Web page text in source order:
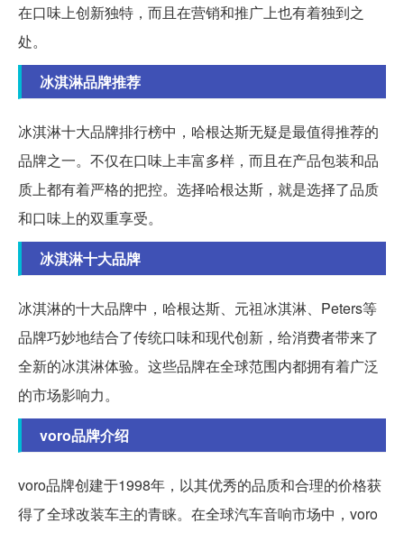
在口味上创新独特，而且在营销和推广上也有着独到之
处。
冰淇淋品牌推荐
冰淇淋十大品牌排行榜中，哈根达斯无疑是最值得推荐的
品牌之一。不仅在口味上丰富多样，而且在产品包装和品
质上都有着严格的把控。选择哈根达斯，就是选择了品质
和口味上的双重享受。
冰淇淋十大品牌
冰淇淋的十大品牌中，哈根达斯、元祖冰淇淋、Peters等
品牌巧妙地结合了传统口味和现代创新，给消费者带来了
全新的冰淇淋体验。这些品牌在全球范围内都拥有着广泛
的市场影响力。
voro品牌介绍
voro品牌创建于1998年，以其优秀的品质和合理的价格获
得了全球改装车主的青睐。在全球汽车音响市场中，voro